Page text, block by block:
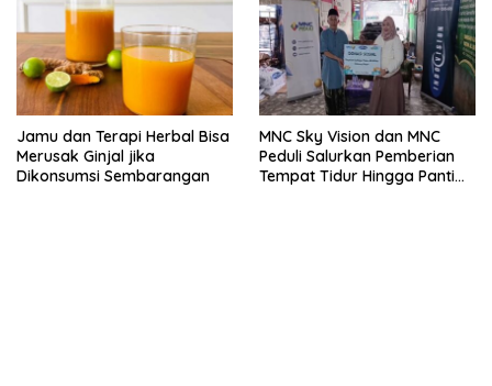
Jamu dan Terapi Herbal Bisa
Merusak Ginjal jika
Dikonsumsi Sembarangan
MNC Sky Vision dan MNC
Peduli Salurkan Pemberian
Tempat Tidur Hingga Panti